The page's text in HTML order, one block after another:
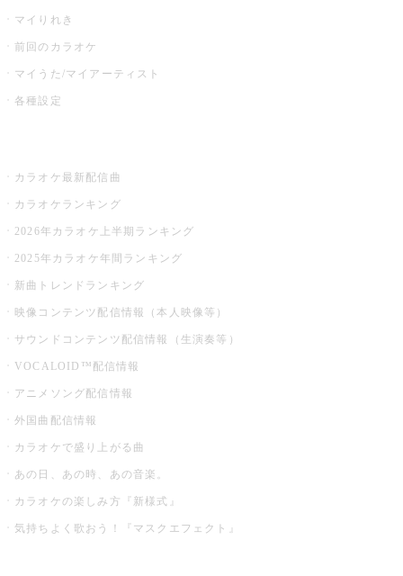
マイりれき
前回のカラオケ
マイうた/マイアーティスト
各種設定
カラオケ最新配信曲
カラオケランキング
2026年カラオケ上半期ランキング
2025年カラオケ年間ランキング
新曲トレンドランキング
映像コンテンツ配信情報（本人映像等）
サウンドコンテンツ配信情報（生演奏等）
VOCALOID™配信情報
アニメソング配信情報
外国曲配信情報
カラオケで盛り上がる曲
あの日、あの時、あの音楽。
カラオケの楽しみ方『新様式』
気持ちよく歌おう！『マスクエフェクト』